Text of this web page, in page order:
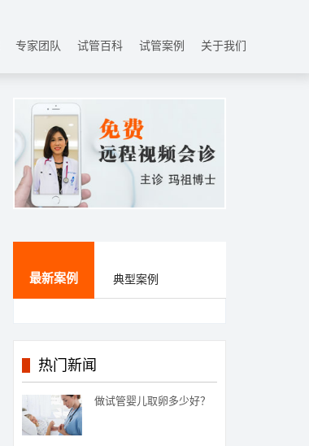
专家团队 试管百科 试管案例 关于我们
最新案例 典型案例
热门新闻
做试管婴儿取卵多少好？